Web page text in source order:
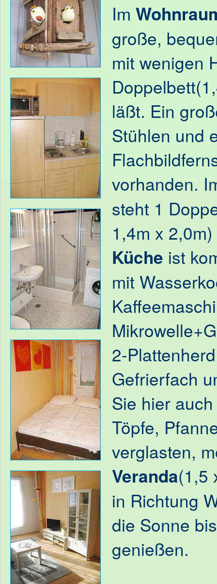
Im
große,
mit wenigen
läßt. Ein
Stühlen und
vorhanden.
steht 1
1,4m x
Küche ist
mit
2-
Gefrierfach
Sie hier
Töpfe,
verglasten,
Veranda(1,5
in Richtung
die Sonne
genießen.